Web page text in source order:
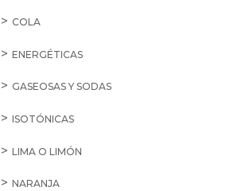
COLA
ENERGÉTICAS
GASEOSAS Y SODAS
ISOTÓNICAS
LIMA O LIMÓN
NARANJA